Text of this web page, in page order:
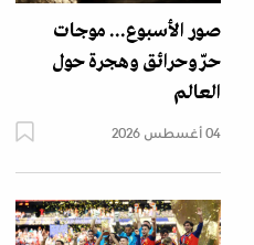
صور الأسبوع... موجات
حرّ وحرائق وهجرة حول
العالم
04 أغسطس 2026